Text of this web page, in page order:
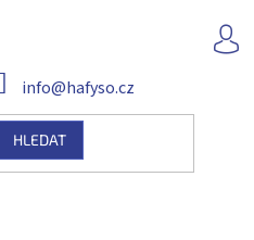
info@hafyso.cz
HLEDAT